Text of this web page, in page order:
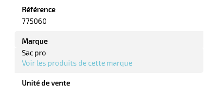
Référence
775060
Marque
Sac pro
Voir les produits de cette marque
Unité de vente